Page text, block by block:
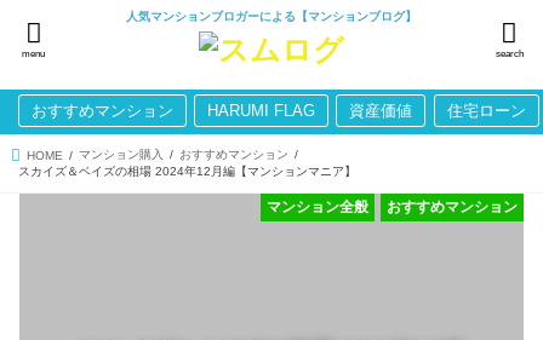
人気マンションブロガーによる【マンションブログ】
search
menu
おすすめマンション HARUMI FLAG 資産価値 住宅ローン
HOME マンション購入
おすすめマンション
スカイズ＆ベイズの相場 2024年12月編【マンションマニア】
おすすめマンション
マンション全般